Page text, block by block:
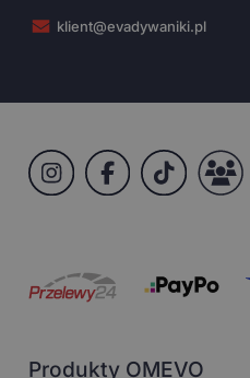
klient@evadywaniki.pl
Produkty OMEVO